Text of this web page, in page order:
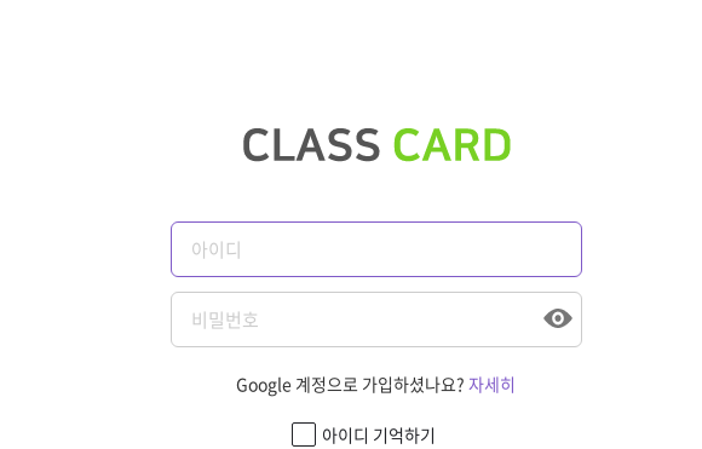
Google 계정으로 가입하셨나요?자세히
아이디 기억하기